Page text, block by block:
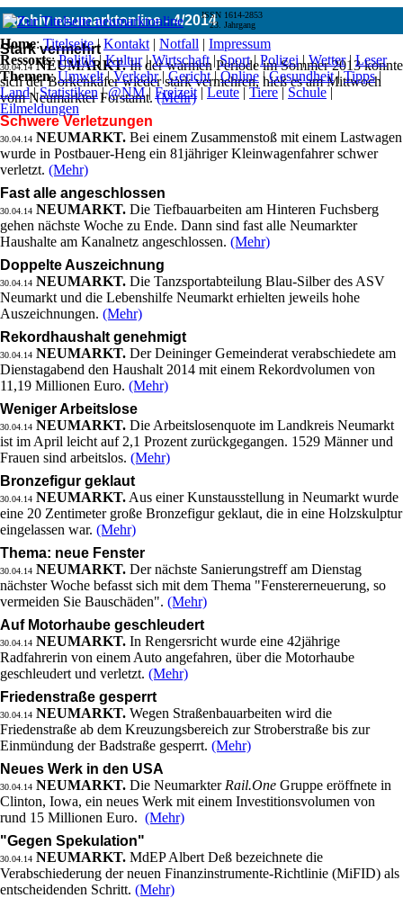
Archiv neumarktonline - 4/2014
Stark vermehrt
30.04.14 NEUMARKT.In der warmen Periode im Sommer 2013 konnte
sich der Borkenkäfer wieder stark vermehren, hieß es am Mittwoch
vom Neumarkter Forstamt.(Mehr)
Schwere Verletzungen
30.04.14 NEUMARKT. Bei einem Zusammenstoß mit einem Lastwagen
wurde in Postbauer-Heng ein 81jähriger Kleinwagenfahrer schwer
verletzt. (Mehr)
Fast alle angeschlossen
30.04.14 NEUMARKT. Die Tiefbauarbeiten am Hinteren Fuchsberg
gehen nächste Woche zu Ende. Dann sind fast alle Neumarkter
Haushalte am Kanalnetz angeschlossen. (Mehr)
Doppelte Auszeichnung
30.04.14 NEUMARKT. Die Tanzsportabteilung Blau-Silber des ASV
Neumarkt und die Lebenshilfe Neumarkt erhielten jeweils hohe
Auszeichnungen. (Mehr)
Rekordhaushalt genehmigt
30.04.14 NEUMARKT. Der Deininger Gemeinderat verabschiedete am
Dienstagabend den Haushalt 2014 mit einem Rekordvolumen von
11,19 Millionen Euro. (Mehr)
Weniger Arbeitslose
30.04.14 NEUMARKT. Die Arbeitslosenquote im Landkreis Neumarkt
ist im April leicht auf 2,1 Prozent zurückgegangen. 1529 Männer und
Frauen sind arbeitslos. (Mehr)
Bronzefigur geklaut
30.04.14 NEUMARKT. Aus einer Kunstausstellung in Neumarkt wurde
eine 20 Zentimeter große Bronzefigur geklaut, die in eine Holzskulptur
eingelassen war. (Mehr)
Thema: neue Fenster
30.04.14 NEUMARKT. Der nächste Sanierungstreff am Dienstag
nächster Woche befasst sich mit dem Thema "Fenstererneuerung, so
vermeiden Sie Bauschäden". (Mehr)
Auf Motorhaube geschleudert
30.04.14 NEUMARKT. In Rengersricht wurde eine 42jährige
Radfahrerin von einem Auto angefahren, über die Motorhaube
geschleudert und verletzt. (Mehr)
Friedenstraße gesperrt
30.04.14 NEUMARKT. Wegen Straßenbauarbeiten wird die
Friedenstraße ab dem Kreuzungsbereich zur Stroberstraße bis zur
Einmündung der Badstraße gesperrt. (Mehr)
Neues Werk in den USA
30.04.14 NEUMARKT. Die Neumarkter Rail.One Gruppe eröffnete in
Clinton, Iowa, ein neues Werk mit einem Investitionsvolumen von
rund 15 Millionen Euro. (Mehr)
"Gegen Spekulation"
30.04.14 NEUMARKT. MdEP Albert Deß bezeichnete die
Verabschiederung der neuen Finanzinstrumente-Richtlinie (MiFID) als
entscheidenden Schritt. (Mehr)
ISSN 1614-2853
23. Jahrgang
Home:Titelseite|Kontakt | Notfall | Impressum
Ressorts:Politik|Kultur|Wirtschaft|Sport|Polizei|Wetter|Leser
Themen:Umwelt|Verkehr|Gericht|Online |Gesundheit|Tipps|
Land|Statistiken|@NM| Freizeit | Leute | Tiere | Schule |
Eilmeldungen